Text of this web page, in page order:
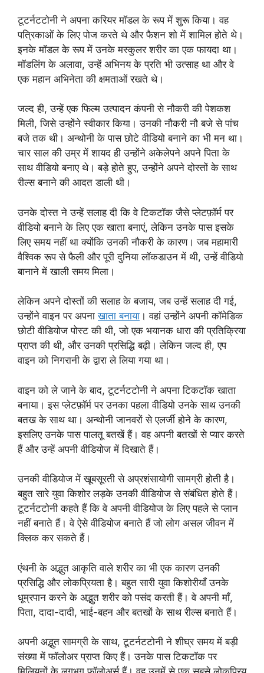
टूटर्नटटोनी ने अपना करियर मॉडल के रूप में शुरू किया। वह
पत्रिकाओं के लिए पोज करते थे और फैशन शो में शामिल होते थे।
इनके मॉडल के रूप में उनके मस्कुलर शरीर का एक फायदा था।
मॉडलिंग के अलावा, उन्हें अभिनय के प्रति भी उत्साह था और वे
एक महान अभिनेता की क्षमताओं रखते थे।
जल्द ही, उन्हें एक फिल्म उत्पादन कंपनी से नौकरी की पेशकश
मिली, जिसे उन्होंने स्वीकार किया। उनकी नौकरी नौ बजे से पांच
बजे तक थी। अन्थोनी के पास छोटे वीडियो बनाने का भी मन था।
चार साल की उम्र में शायद ही उन्होंने अकेलेपने अपने पिता के
साथ वीडियो बनाए थे। बड़े होते हुए, उन्होंने अपने दोस्तों के साथ
रील्स बनाने की आदत डाली थी।
उनके दोस्त ने उन्हें सलाह दी कि वे टिकटॉक जैसे प्लेटफ़ॉर्म पर
वीडियो बनाने के लिए एक खाता बनाएं, लेकिन उनके पास इसके
लिए समय नहीं था क्‍योंकि उनकी नौकरी के कारण। जब महामारी
वैश्विक रूप से फैली और पूरी दुनिया लॉकडाउन में थी, उन्हें वीडियो
बानाने में खाली समय मिला।
लेकिन अपने दोस्तों की सलाह के बजाय, जब उन्हें सलाह दी गई,
उन्होंने वाइन पर अपनाखाता बनाया । वहां उन्होंने अपनी कॉमेडिक
छोटी वीडियोज पोस्ट की थी, जो एक भयानक धारा की प्रतिक्रिया
प्राप्त की थी, और उनकी प्रसिद्धि बढ़ी। लेकिन जल्द ही, एप
वाइन को निगरानी के द्वारा ले लिया गया था।
वाइन को ले जाने के बाद, टूटर्नटटोनी ने अपना टिकटॉक खाता
बनाया। इस प्लेटफ़ॉर्म पर उनका पहला वीडियो उनके साथ उनकी
बतख के साथ था। अन्थोनी जानवरों से एलर्जी होने के कारण,
इसलिए उनके पास पालतू बतखें हैं। वह अपनी बतखों से प्यार करते
हैं और उन्हें अपनी वीडियोज में दिखाते हैं।
उनकी वीडियोज में खूबसूरती से अप्रशंसायोगी सामग्री होती है।
बहुत सारे युवा किशोर लड़के उनकी वीडियोज से संबंधित होते हैं।
टूटर्नटटोनी कहते हैं कि वे अपनी वीडियोज के लिए पहले से प्लान
नहीं बनाते हैं। वे ऐसे वीडियोज बनाते हैं जो लोग असल जीवन में
क्लिक कर सकते हैं।
एंथनी के अद्भुत आकृति वाले शरीर का भी एक कारण उनकी
प्रसिद्धि और लोकप्रियता है। बहुत सारी युवा किशोरीयाँ उनके
धूम्रपान करने के अद्भुत शरीर को पसंद करती हैं। वे अपनी माँ,
पिता, दादा-दादी, भाई-बहन और बतखों के साथ रील्स बनाते हैं।
अपनी अद्भुत सामग्री के साथ, टूटर्नटटोनी ने शीघ्र समय में बड़ी
संख्या में फॉलोअर प्राप्त किए हैं। उनके पास टिकटॉक पर